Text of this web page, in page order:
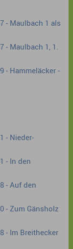
- Maulbach 1 als
- Maulbach 1, 1.
- Hammeläcker -
- Nieder-
- In den
- Auf den
- Zum Gänsholz
- Im Breithecker